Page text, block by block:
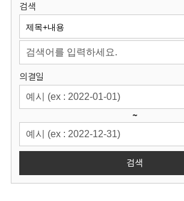
원
회
검색
의결일
~
검색